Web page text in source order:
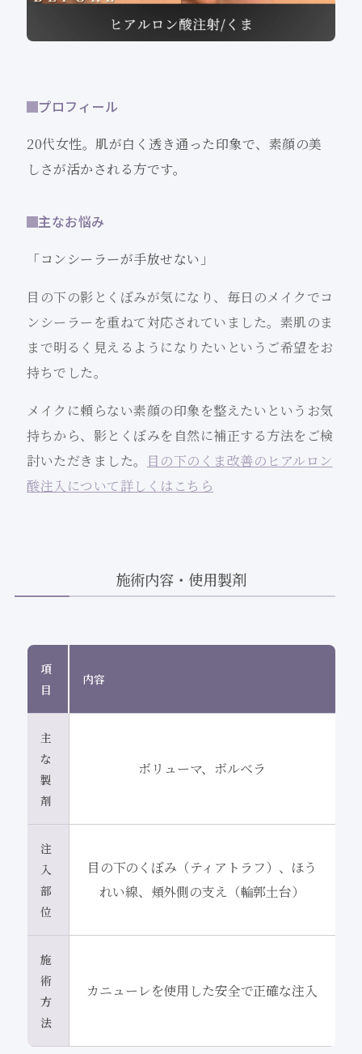
プロフィール
20代女性。肌が白く透き通った印象で、素顔の美
しさが活かされる方です。
主なお悩み
「コンシーラーが手放せない」
目の下の影とくぼみが気になり、毎日のメイクでコ
ンシーラーを重ねて対応されていました。素肌のま
まで明るく見えるようになりたいというご希望をお
持ちでした。
メイクに頼らない素顔の印象を整えたいというお気
持ちから、影とくぼみを自然に補正する方法をご検
討いただきました。
目の下のくま改善のヒアルロン
酸注入について詳しくはこちら
施術内容・使用製剤
項
目
内容
主
な
製
剤
ボリューマ、ボルベラ
注
入
部
位
目の下のくぼみ（ティアトラフ）、ほう
れい線、頬外側の支え（輪郭土台）
施
術
方
法
カニューレを使用した安全で正確な注入